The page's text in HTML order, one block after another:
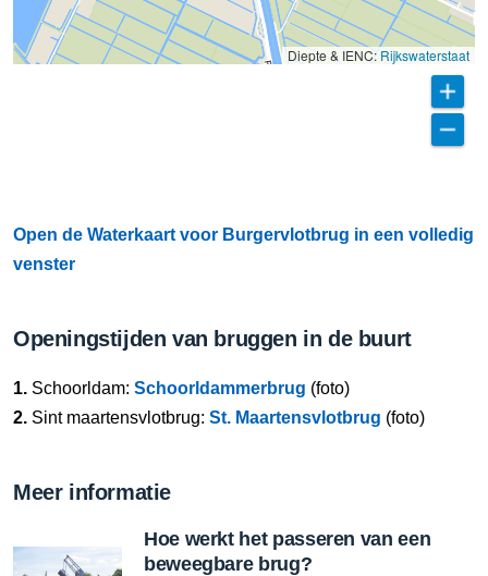
Diepte & IENC: Rijkswaterstaat
Open de Waterkaart voor Burgervlotbrug in een volledig
venster
Openingstijden van bruggen in de buurt
1. Schoorldam: Schoorldammerbrug (foto)
2. Sint maartensvlotbrug: St. Maartensvlotbrug (foto)
Meer informatie
Hoe werkt het passeren van een
beweegbare brug?